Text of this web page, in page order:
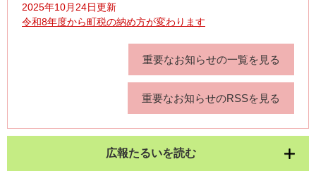
2025年10月24日更新
令和8年度から町税の納め方が変わります
重要なお知らせの一覧を見る
重要なお知らせのRSSを見る
広報たるいを読む